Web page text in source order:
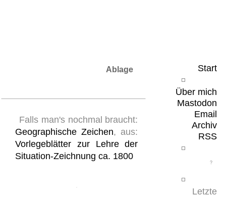
Start
Über mich
Mastodon
Email
Archiv
RSS
Letzte
Ablage
Falls man's nochmal braucht:
Geographische Zeichen, aus:
Vorlegeblätter zur Lehre der
Situation-Zeichnung ca. 1800